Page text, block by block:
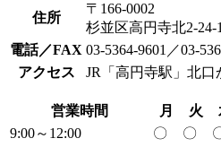
住所
〒166-0002
杉並区高円寺北2-24-
電話／FAX 03-5364-9601／03-
アクセス
JR「高円寺駅」北口
営業時間 月 火
9:00～12:00
〇 〇